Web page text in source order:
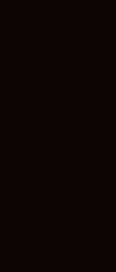
Ремонт сервера